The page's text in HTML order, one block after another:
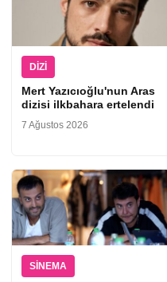
DIZI
Mert Yazıcıoğlu'nun Aras
dizisi ilkbahara ertelendi
7 Ağustos 2026
SINEMA